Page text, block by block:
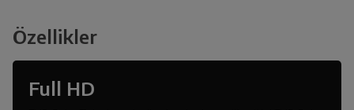
Özellikler
Full HD